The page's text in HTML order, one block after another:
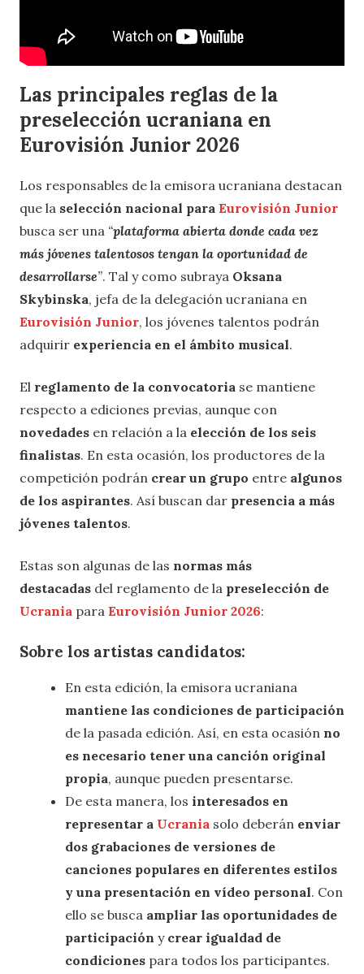
Las principales reglas de la
preselección ucraniana en
Eurovisión Junior 2026
Los responsables de la emisora ucraniana destacan
que la selección nacional para Eurovisión Junior
busca ser una “plataforma abierta donde cada vez
más jóvenes talentosos tengan la oportunidad de
desarrollarse”. Tal y como subraya Oksana
Skybinska, jefa de la delegación ucraniana en
Eurovisión Junior, los jóvenes talentos podrán
adquirir experiencia en el ámbito musical.
El reglamento de la convocatoria se mantiene
respecto a ediciones previas, aunque con
novedades en relación a la elección de los seis
finalistas. En esta ocasión, los productores de la
competición podrán crear un grupo entre algunos
de los aspirantes. Así buscan dar presencia a más
jóvenes talentos.
Estas son algunas de las normas más
destacadas del reglamento de la preselección de
Ucrania para Eurovisión Junior 2026:
Sobre los artistas candidatos:
En esta edición, la emisora ucraniana
mantiene las condiciones de participación
de la pasada edición. Así, en esta ocasión no
es necesario tener una canción original
propia, aunque pueden presentarse.
De esta manera, los interesados en
representar a Ucrania solo deberán enviar
dos grabaciones de versiones de
canciones populares en diferentes estilos
y una presentación en vídeo personal. Con
ello se busca ampliar las oportunidades de
participación y crear igualdad de
condiciones para todos los participantes.